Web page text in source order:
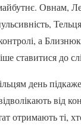
Овнам,
а
ставитися до
день
від
отримають ті,